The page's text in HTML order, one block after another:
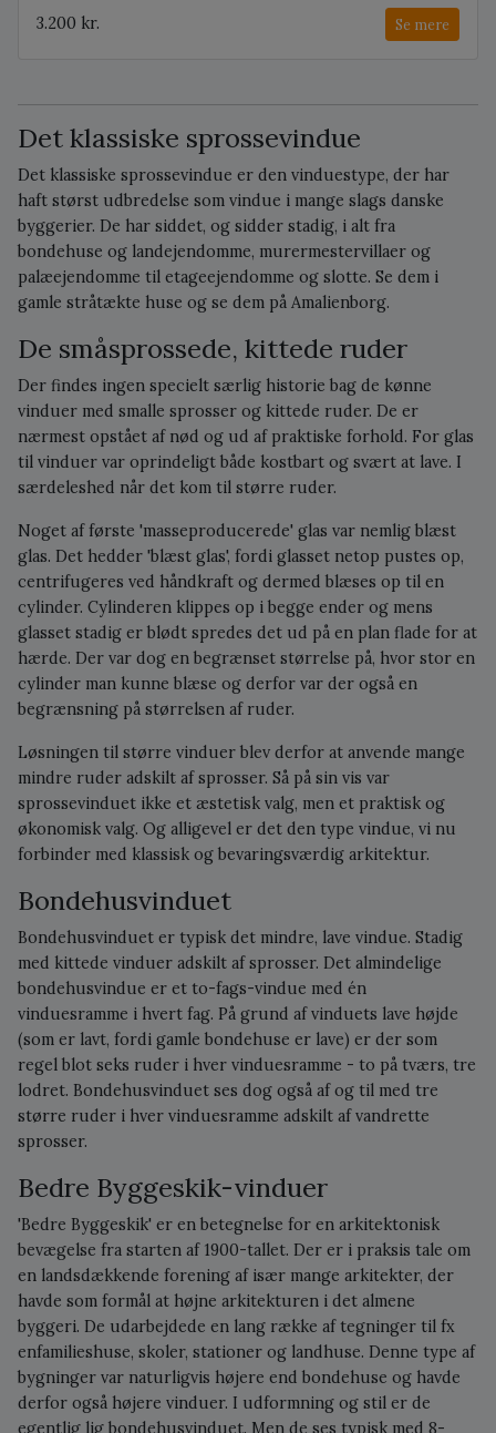
3.200 kr.
Se mere
Det klassiske sprossevindue
Det klassiske sprossevindue er den vinduestype, der har
haft størst udbredelse som vindue i mange slags danske
byggerier. De har siddet, og sidder stadig, i alt fra
bondehuse og landejendomme, murermestervillaer og
palæejendomme til etageejendomme og slotte. Se dem i
gamle stråtækte huse og se dem på Amalienborg.
De småsprossede, kittede ruder
Der findes ingen specielt særlig historie bag de kønne
vinduer med smalle sprosser og kittede ruder. De er
nærmest opstået af nød og ud af praktiske forhold. For glas
til vinduer var oprindeligt både kostbart og svært at lave. I
særdeleshed når det kom til større ruder.
Noget af første 'masseproducerede' glas var nemlig blæst
glas. Det hedder 'blæst glas', fordi glasset netop pustes op,
centrifugeres ved håndkraft og dermed blæses op til en
cylinder. Cylinderen klippes op i begge ender og mens
glasset stadig er blødt spredes det ud på en plan flade for at
hærde. Der var dog en begrænset størrelse på, hvor stor en
cylinder man kunne blæse og derfor var der også en
begrænsning på størrelsen af ruder.
Løsningen til større vinduer blev derfor at anvende mange
mindre ruder adskilt af sprosser. Så på sin vis var
sprossevinduet ikke et æstetisk valg, men et praktisk og
økonomisk valg. Og alligevel er det den type vindue, vi nu
forbinder med klassisk og bevaringsværdig arkitektur.
Bondehusvinduet
Bondehusvinduet er typisk det mindre, lave vindue. Stadig
med kittede vinduer adskilt af sprosser. Det almindelige
bondehusvindue er et to-fags-vindue med én
vinduesramme i hvert fag. På grund af vinduets lave højde
(som er lavt, fordi gamle bondehuse er lave) er der som
regel blot seks ruder i hver vinduesramme - to på tværs, tre
lodret. Bondehusvinduet ses dog også af og til med tre
større ruder i hver vinduesramme adskilt af vandrette
sprosser.
Bedre Byggeskik-vinduer
'Bedre Byggeskik' er en betegnelse for en arkitektonisk
bevægelse fra starten af 1900-tallet. Der er i praksis tale om
en landsdækkende forening af især mange arkitekter, der
havde som formål at højne arkitekturen i det almene
byggeri. De udarbejdede en lang række af tegninger til fx
enfamilieshuse, skoler, stationer og landhuse. Denne type af
bygninger var naturligvis højere end bondehuse og havde
derfor også højere vinduer. I udformning og stil er de
egentlig lig bondehusvinduet. Men de ses typisk med 8-